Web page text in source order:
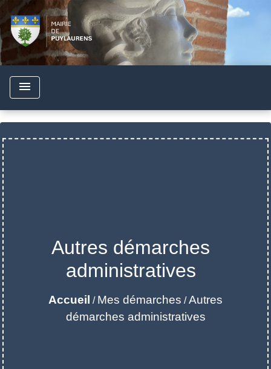
menu
Autres démarches
administratives
Accueil / Mes démarches /Autres
démarches administratives